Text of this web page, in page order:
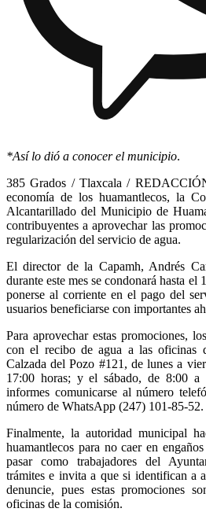
*Así lo dió a conocer el municipio.
385 Grados / Tlaxcala /
economía de los huamantlecos, la
Alcantarillado del Municipio de
contribuyentes a aprovechar las
regularización del servicio de agua.
El director de la Capamh, Andrés
durante este mes se condonará hasta el
ponerse al corriente en el pago del
usuarios beneficiarse con importantes
Para aprovechar estas promociones,
con el recibo de agua a las oficinas
Calzada del Pozo #121, de lunes a
17:00 horas; y el sábado, de 8:00 a
informes comunicarse al número
número de WhatsApp (247) 101-85-52.
Finalmente, la autoridad municipal
huamantlecos para no caer en
pasar como trabajadores del
trámites e invita a que si identifican a
denuncie, pues estas promociones
oficinas de la comisión.